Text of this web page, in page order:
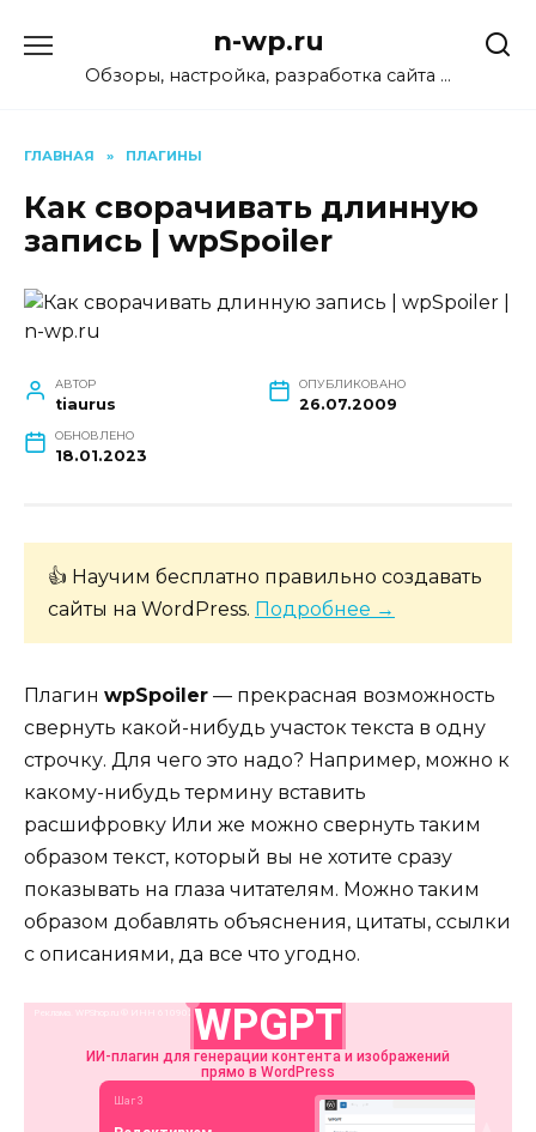
содержанию
n-wp.ru
Обзоры, настройка, разработка сайта …
ГЛАВНАЯ » ПЛАГИНЫ
Как сворачивать длинную
запись | wpSpoiler
АВТОР
tiaurus
ОПУБЛИКОВАНО
26.07.2009
ОБНОВЛЕНО
18.01.2023
👍 Научим бесплатно правильно создавать
сайты на WordPress. Подробнее →
Плагин wpSpoiler — прекрасная возможность
свернуть какой-нибудь участок текста в одну
строчку. Для чего это надо? Например, можно к
какому-нибудь термину вставить
расшифровку Или же можно свернуть таким
образом текст, который вы не хотите сразу
показывать на глаза читателям. Можно таким
образом добавлять объяснения, цитаты, ссылки
с описаниями, да все что угодно.